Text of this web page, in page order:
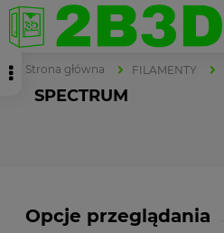
Strona główna FILAMENTY
SPECTRUM
Opcje przeglądania